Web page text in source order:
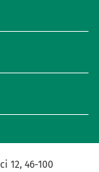
12, 46-100